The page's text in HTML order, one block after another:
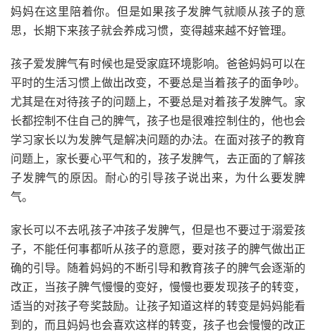
妈妈在这里陪着你。但是如果孩子发脾气就顺从孩子的意
思，长期下来孩子就会养成习惯，变得越来越不好管理。
孩子爱发脾气有时候也是受家庭环境影响。爸爸妈妈可以在
平时的生活习惯上做出改变，不要总是当着孩子的面争吵。
尤其是在对待孩子的问题上，不要总是对着孩子发脾气。家
长都控制不住自己的脾气，孩子也是很难控制住的，他也会
学习家长以为发脾气是解决问题的办法。在面对孩子的教育
问题上，家长要心平气和的，孩子发脾气，去正面的了解孩
子发脾气的原因。耐心的引导孩子说出来，为什么要发脾
气。
家长可以不去吼孩子冲孩子发脾气，但是也不要过于溺爱孩
子，不能任何事都听从孩子的意愿，要对孩子的脾气做出正
确的引导。随着妈妈的不断引导和教育孩子的脾气会逐渐的
改正，当孩子脾气慢慢的变好，慢慢也要发现孩子的转变，
适当的对孩子夸奖鼓励。让孩子知道这样的转变是妈妈能看
到的，而且妈妈也会喜欢这样的转变，孩子也会慢慢的改正